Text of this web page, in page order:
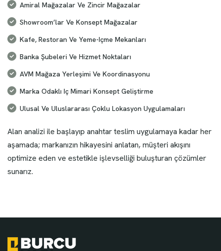
Amiral Mağazalar Ve Zincir Mağazalar
Showroom’lar Ve Konsept Mağazalar
Kafe, Restoran Ve Yeme-Içme Mekanları
Banka Şubeleri Ve Hizmet Noktaları
AVM Mağaza Yerleşimi Ve Koordinasyonu
Marka Odaklı Iç Mimari Konsept Geliştirme
Ulusal Ve Uluslararası Çoklu Lokasyon Uygulamaları
Alan analizi ile başlayıp anahtar teslim uygulamaya kadar her
aşamada; markanızın hikayesini anlatan, müşteri akışını
optimize eden ve estetikle işlevselliği buluşturan çözümler
sunarız.